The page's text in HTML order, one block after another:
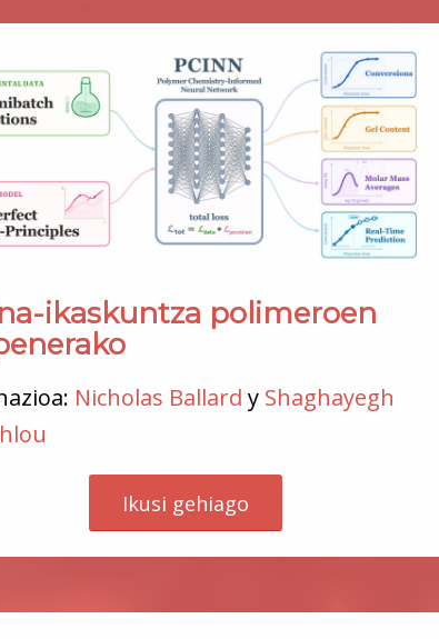
ikaskuntza polimeroen
Nicholas Ballard y Shaghayegh
Ikusi gehiago